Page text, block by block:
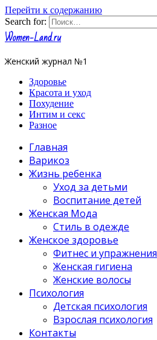
Перейти к содержанию
Search for:
Women-Land.ru
Женский журнал №1
Здоровье
Красота и уход
Похудение
Интим и секс
Разное
Главная
Варикоз
Жизнь ребенка
Уход за детьми
Воспитание детей
Женская Мода
Стиль в одежде
Женское здоровье
Фитнес и упражнения
Женская гигиена
Женские волосы
Психология
Детская психология
Взрослая психология
Контакты